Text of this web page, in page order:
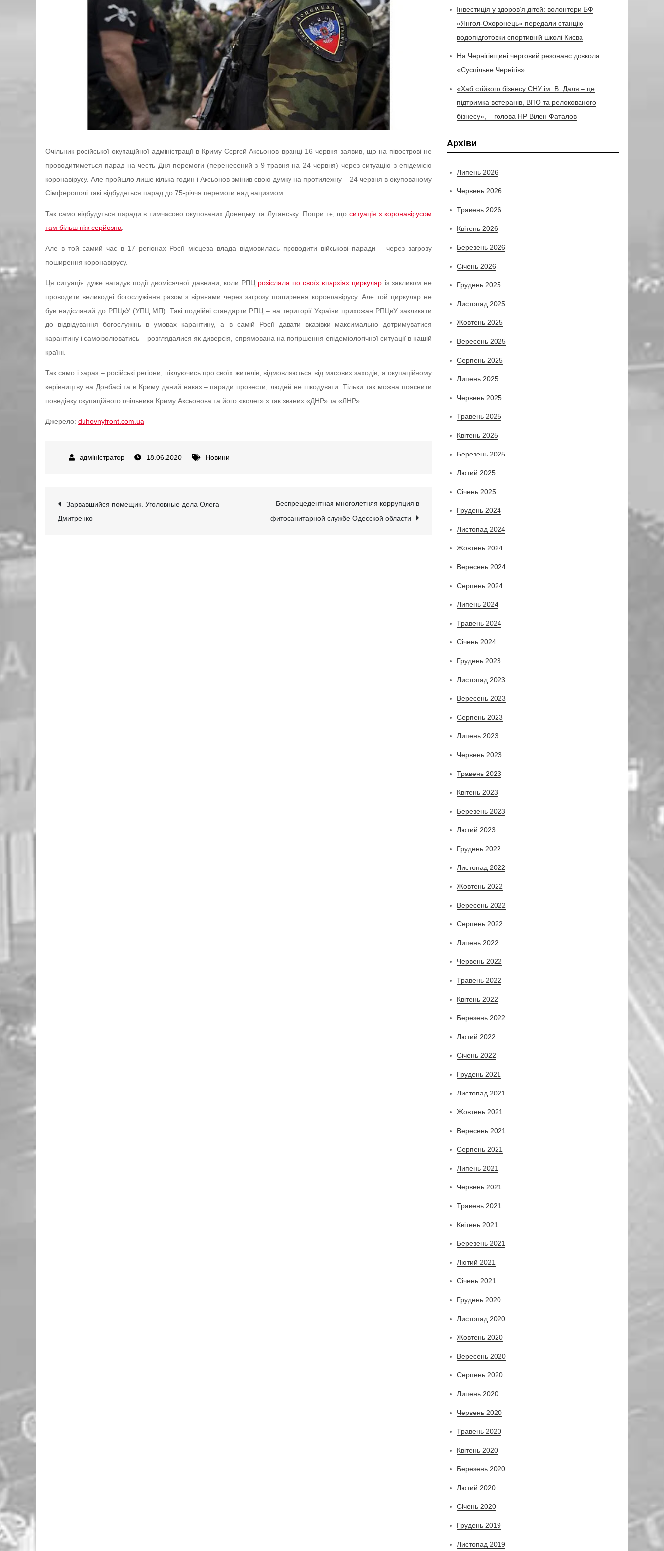
Очільник російської окупаційної адміністрації в Криму Сєргєй Аксьонов вранці 16 червня заявив, що на півострові не
проводитиметься парад на честь Дня перемоги (перенесений з 9 травня на 24 червня) через ситуацію з епідемією
коронавірусу. Але пройшло лише кілька годин і Аксьонов змінив свою думку на протилежну – 24 червня в окупованому
Сімферополі такі відбудеться парад до 75-річчя перемоги над нацизмом.
Так само відбудуться паради в тимчасово окупованих Донецьку та Луганську. Попри те, щоситуація з коронавірусом
там більш ніж серйозна
Але в той самий час в 17 регіонах Росії місцева влада відмовилась проводити військові паради – через загрозу
поширення коронавірусу.
Ця ситуація дуже нагадує події двомісячної давнини, коли РПЦ розіслала по своїх єпархіях циркуляр із закликом не
проводити великодні богослужіння разом з вірянами через загрозу поширення короноавірусу. Але той циркуляр не
був надісланий до РПЦвУ (УПЦ МП). Такі подвійні стандарти РПЦ – на території України прихожан РПЦвУ закликати
до відвідування богослужінь в умовах карантину, а в самій Росії давати вказівки максимально дотримуватися
карантину і самоізолюватись – розглядалися як диверсія, спрямована на погіршення епідеміологічної ситуації в нашій
країні.
Так само і зараз – російські регіони, піклуючись про своїх жителів, відмовляються від масових заходів, а окупаційному
керівництву на Донбасі та в Криму даний наказ – паради провести, людей не шкодувати. Тільки так можна пояснити
поведінку окупаційного очільника Криму Аксьонова та його «колег» з так званих «ДНР» та «ЛНР».
Джерело: duhovnyfront.com.ua
18.06.2020 Новини
Навігація
Зарвавшийся помещик. Уголовные дела Олега
Дмитренко
Беспрецедентная многолетняя коррупция в
фитосанитарной службе Одесской области
Інвестиція у здоров’я дітей: волонтери БФ
«Янгол-Охоронець» передали станцію
водопідготовки спортивній школі Києва
На Чернігівщині черговий резонанс довкола
«Суспільне Чернігів»
«Хаб стійкого бізнесу СНУ ім. В. Даля – це
підтримка ветеранів, ВПО та релокованого
бізнесу», – голова НР Вілен Фаталов
Архіви
Липень 2026
Червень 2026
Травень 2026
Квітень 2026
Березень 2026
Січень 2026
Грудень 2025
Листопад 2025
Жовтень 2025
Вересень 2025
Серпень 2025
Липень 2025
Червень 2025
Травень 2025
Квітень 2025
Березень 2025
Лютий 2025
Січень 2025
Грудень 2024
Листопад 2024
Жовтень 2024
Вересень 2024
Серпень 2024
Липень 2024
Травень 2024
Січень 2024
Грудень 2023
Листопад 2023
Вересень 2023
Серпень 2023
Липень 2023
Червень 2023
Травень 2023
Квітень 2023
Березень 2023
Лютий 2023
Грудень 2022
Листопад 2022
Жовтень 2022
Вересень 2022
Серпень 2022
Липень 2022
Червень 2022
Травень 2022
Квітень 2022
Березень 2022
Лютий 2022
Січень 2022
Грудень 2021
Листопад 2021
Жовтень 2021
Вересень 2021
Серпень 2021
Липень 2021
Червень 2021
Травень 2021
Квітень 2021
Березень 2021
Лютий 2021
Січень 2021
Грудень 2020
Листопад 2020
Жовтень 2020
Вересень 2020
Серпень 2020
Липень 2020
Червень 2020
Травень 2020
Квітень 2020
Березень 2020
Лютий 2020
Січень 2020
Грудень 2019
Листопад 2019